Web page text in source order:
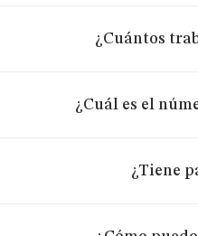
¿Cuántos
¿Cuál es el
¿Tiene